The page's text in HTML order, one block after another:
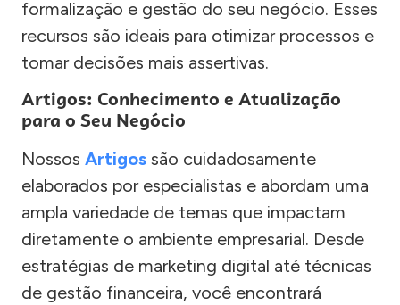
formalização e gestão do seu negócio. Esses
recursos são ideais para otimizar processos e
tomar decisões mais assertivas.
Artigos: Conhecimento e Atualização
para o Seu Negócio
Nossos Artigos são cuidadosamente
elaborados por especialistas e abordam uma
ampla variedade de temas que impactam
diretamente o ambiente empresarial. Desde
estratégias de marketing digital até técnicas
de gestão financeira, você encontrará